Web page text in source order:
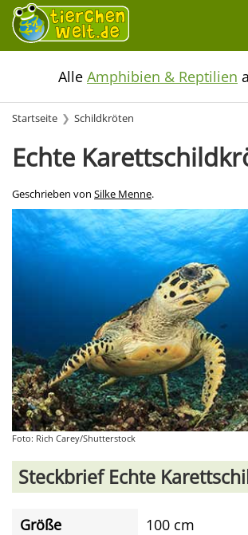
Alle Amphibien & Reptilien
Startseite Schildkröten
Echte
Geschrieben von Silke Menne.
Foto: Rich Carey/Shutterstock
Steckbrief Echte
Größe
100 cm